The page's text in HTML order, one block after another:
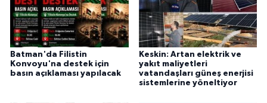
Batman'da Filistin
Konvoyu'na destek için
basın açıklaması yapılacak
Keskin: Artan elektrik ve
yakıt maliyetleri
vatandaşları güneş enerjisi
sistemlerine yöneltiyor